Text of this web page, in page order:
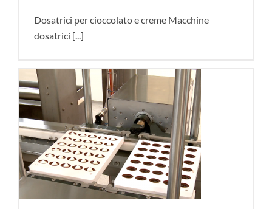
Dosatrici per cioccolato e creme Macchine
dosatrici [...]
Livemould